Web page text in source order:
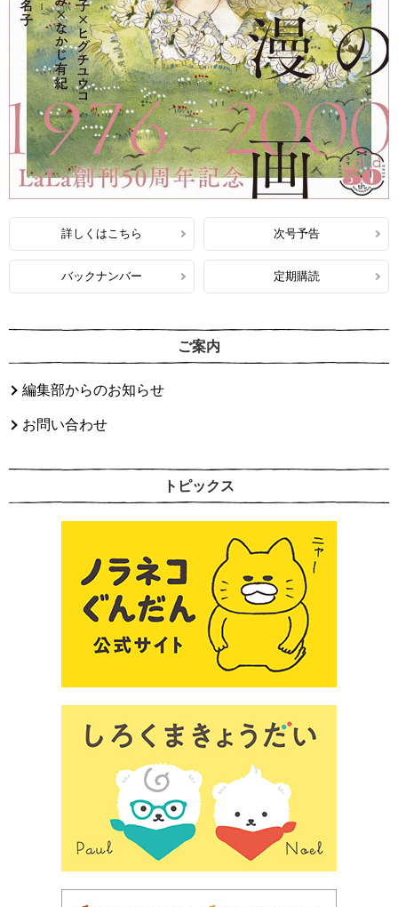
詳しくはこちら 次号予告
バックナンバー 定期購読
ご案内
編集部からのお知らせ
お問い合わせ
トピックス